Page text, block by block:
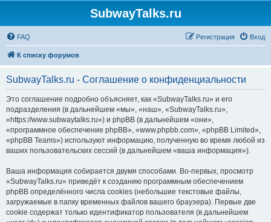
SubwayTalks.ru
FAQ Вход
Регистрация
К списку форумов
SubwayTalks.ru - Соглашение о конфиденциальности
Это соглашение подробно объясняет, как «SubwayTalks.ru» и его
подразделения (в дальнейшем «мы», «наш», «SubwayTalks.ru»,
«https://www.subwaytalks.ru») и phpBB (в дальнейшем «они»,
«программное обеспечение phpBB», «www.phpbb.com», «phpBB Limited»,
«phpBB Teams») используют информацию, полученную во время любой из
ваших пользовательских сессий (в дальнейшем «ваша информация»).
Ваша информация собирается двумя способами. Во-первых, просмотр
«SubwayTalks.ru» приведёт к созданию программным обеспечением
phpBB определённого числа cookies (небольшие текстовые файлы,
загружаемые в папку временных файлов вашего браузера). Первые две
cookie содержат только идентификатор пользователя (в дальнейшем